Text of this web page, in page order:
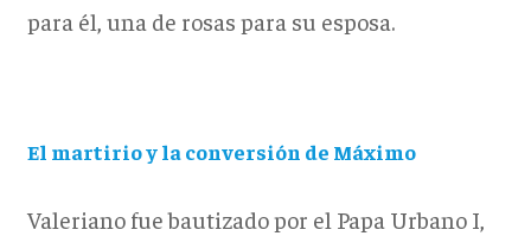
para él, una de rosas para su esposa.
El martirio y la conversión de Máximo
Valeriano fue bautizado por el Papa Urbano I,